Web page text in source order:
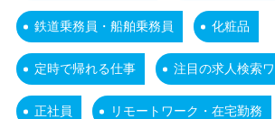
鉄道乗務員・船舶乗務員 化粧品
定時で帰れる仕事 注目の求人検索
正社員 リモートワーク・在宅勤務